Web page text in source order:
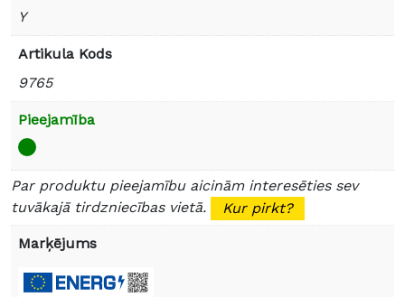
Y
Artikula Kods
9765
Pieejamība
Par produktu pieejamību aicinām interesēties sev
tuvākajā tirdzniecības vietā.
Kur pirkt?
Marķējums